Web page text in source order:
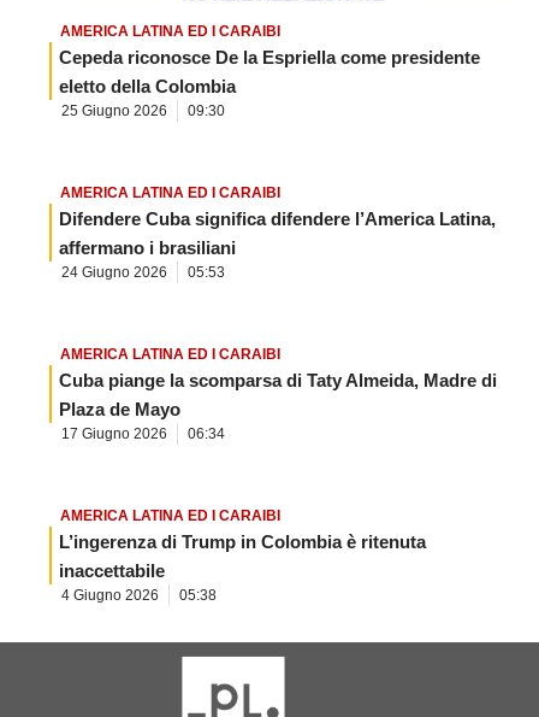
AMERICA LATINA ED I CARAIBI
Cepeda riconosce De la Espriella come presidente
eletto della Colombia
25 Giugno 2026 09:30
AMERICA LATINA ED I CARAIBI
Difendere Cuba significa difendere l’America Latina,
affermano i brasiliani
24 Giugno 2026 05:53
AMERICA LATINA ED I CARAIBI
Cuba piange la scomparsa di Taty Almeida, Madre di
Plaza de Mayo
17 Giugno 2026 06:34
AMERICA LATINA ED I CARAIBI
L’ingerenza di Trump in Colombia è ritenuta
inaccettabile
4 Giugno 2026 05:38